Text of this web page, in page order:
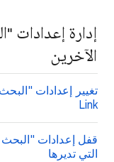
إدارة إعدادات
الآخرين
Link
قفل إعدادات
التي تديرها